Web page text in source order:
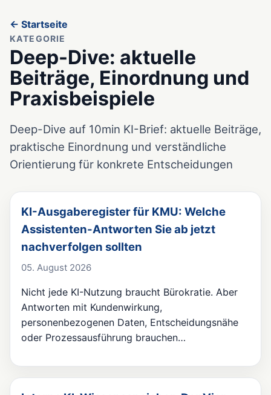
← Startseite
KATEGORIE
Deep-Dive: aktuelle
Beiträge, Einordnung und
Praxisbeispiele
Deep-Dive auf 10min KI-Brief: aktuelle Beiträge,
praktische Einordnung und verständliche
Orientierung für konkrete Entscheidungen
KI-Ausgaberegister für KMU: Welche
Assistenten-Antworten Sie ab jetzt
nachverfolgen sollten
05. August 2026
Nicht jede KI-Nutzung braucht Bürokratie. Aber
Antworten mit Kundenwirkung,
personenbezogenen Daten, Entscheidungsnähe
oder Prozessausführung brauchen…